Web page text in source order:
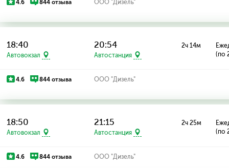
4.6 844 отзыва ООО "Дизель"
18:40
Автовокзал
20:54
Автостанция
2ч 14м
(по
4.6 844 отзыва ООО "Дизель"
18:50
Автовокзал
21:15
Автостанция
2ч 25м
(по
4.6 844 отзыва ООО "Дизель"